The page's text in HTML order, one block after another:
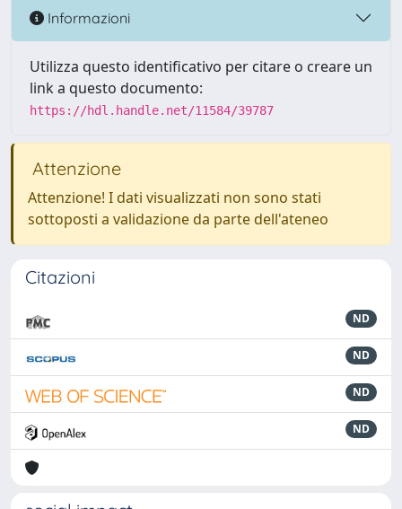
Informazioni
Utilizza questo identificativo per citare o creare un
link a questo documento:
https://hdl.handle.net/11584/39787
Attenzione
Attenzione! I dati visualizzati non sono stati
sottoposti a validazione da parte dell'ateneo
Citazioni
ND
ND
ND
ND